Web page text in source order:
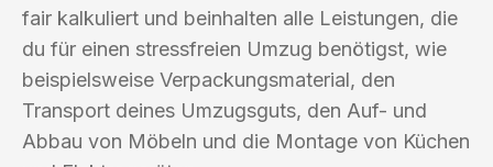
fair kalkuliert und beinhalten alle Leistungen, die
du für einen stressfreien Umzug benötigst, wie
beispielsweise Verpackungsmaterial, den
Transport deines Umzugsguts, den Auf- und
Abbau von Möbeln und die Montage von Küchen